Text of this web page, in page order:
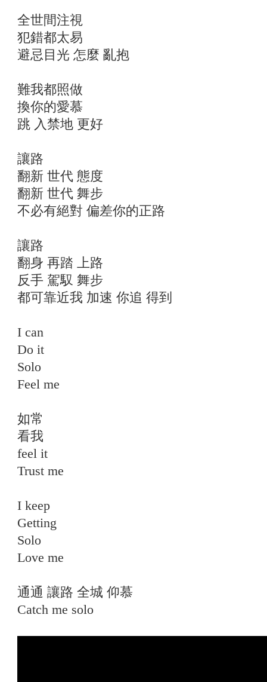
全世間注視
犯錯都太易
避忌目光 怎麼 亂抱
難我都照做
換你的愛慕
跳 入禁地 更好
讓路
翻新 世代 態度
翻新 世代 舞步
不必有絕對 偏差你的正路
讓路
翻身 再踏 上路
反手 駕馭 舞步
都可靠近我 加速 你追 得到
I can
Do it
Solo
Feel me
如常
看我
feel it
Trust me
I keep
Getting
Solo
Love me
通通 讓路 全城 仰慕
Catch me solo